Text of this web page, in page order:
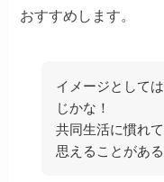
おすすめします。
イメージとして
じかな！
共同生活に慣れ
思えることがあ